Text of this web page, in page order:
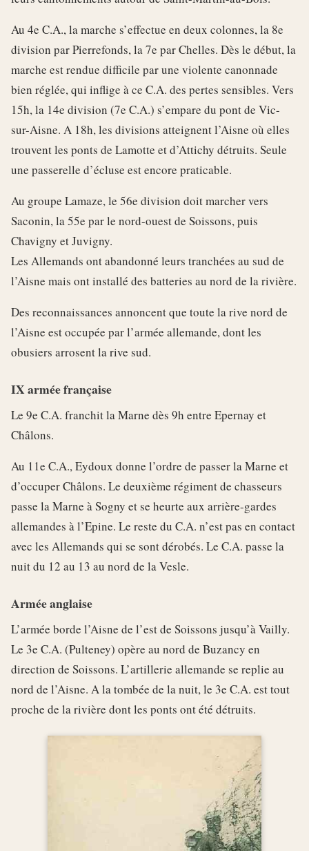
Au 4e C.A., la marche s’effectue en deux colonnes, la 8e
division par Pierrefonds, la 7e par Chelles. Dès le début, la
marche est rendue difficile par une violente canonnade
bien réglée, qui inflige à ce C.A. des pertes sensibles. Vers
15h, la 14e division (7e C.A.) s’empare du pont de Vic-
sur-Aisne. A 18h, les divisions atteignent l’Aisne où elles
trouvent les ponts de Lamotte et d’Attichy détruits. Seule
une passerelle d’écluse est encore praticable.
Au groupe Lamaze, le 56e division doit marcher vers
Saconin, la 55e par le nord-ouest de Soissons, puis
Chavigny et Juvigny.
Les Allemands ont abandonné leurs tranchées au sud de
l’Aisne mais ont installé des batteries au nord de la rivière.
Des reconnaissances annoncent que toute la rive nord de
l’Aisne est occupée par l’armée allemande, dont les
obusiers arrosent la rive sud.
IX armée française
Le 9e C.A. franchit la Marne dès 9h entre Epernay et
Châlons.
Au 11e C.A., Eydoux donne l’ordre de passer la Marne et
d’occuper Châlons. Le deuxième régiment de chasseurs
passe la Marne à Sogny et se heurte aux arrière-gardes
allemandes à l’Epine. Le reste du C.A. n’est pas en contact
avec les Allemands qui se sont dérobés. Le C.A. passe la
nuit du 12 au 13 au nord de la Vesle.
Armée anglaise
L’armée borde l’Aisne de l’est de Soissons jusqu’à Vailly.
Le 3e C.A. (Pulteney) opère au nord de Buzancy en
direction de Soissons. L’artillerie allemande se replie au
nord de l’Aisne. A la tombée de la nuit, le 3e C.A. est tout
proche de la rivière dont les ponts ont été détruits.